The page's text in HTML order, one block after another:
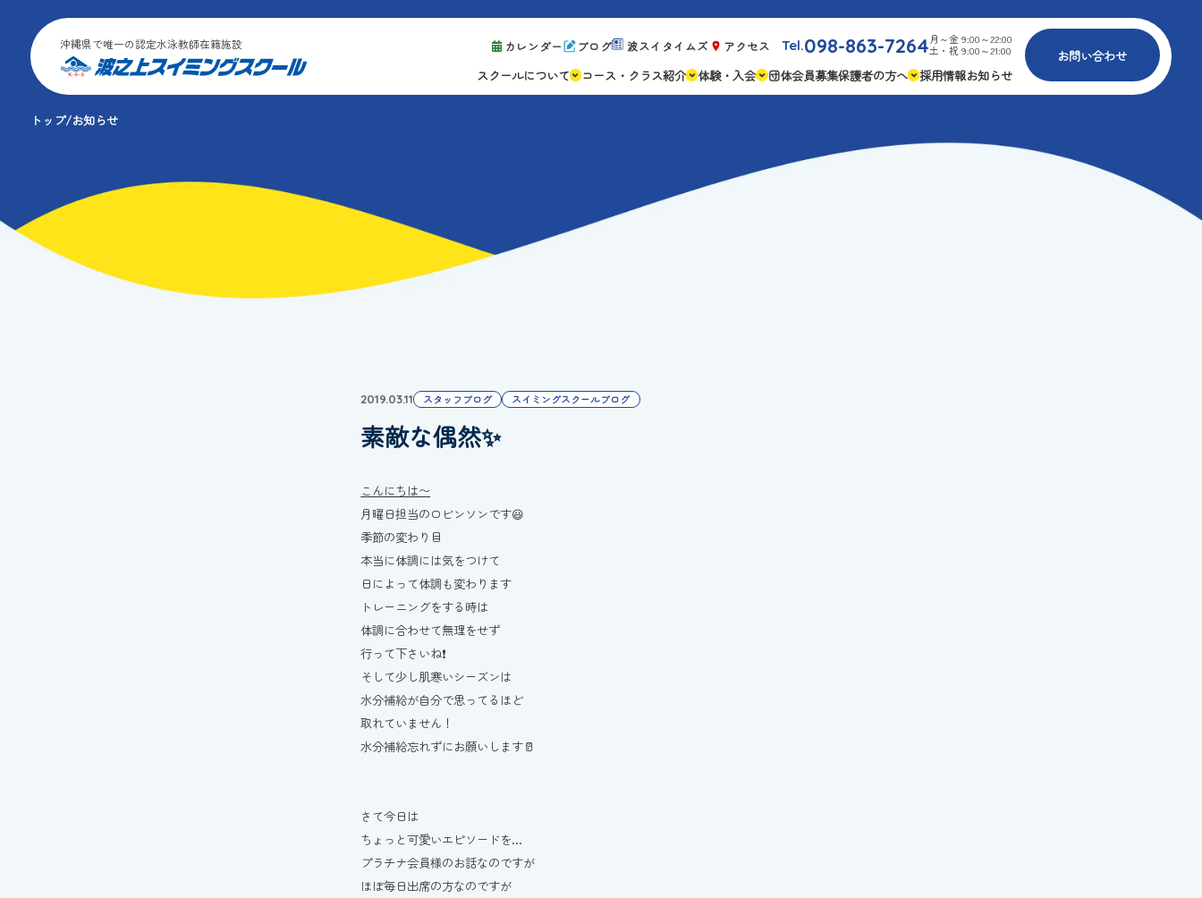
沖縄県で唯一の認定水泳教師在籍施設 カレンダー ブログ 波スイタイムズ アクセス Tel.098-863-7264月～金 9:00～22:00
土・祝 9:00～21:00
お問い合わせ
スクールについて
コース・クラス紹介 体験・入会
キャンペーン情報
よくある質問
団体会員募集保護者の方へ
ゴールデンエイジ
採用情報お知らせ
トップ お知らせ
2019.03.11 スタッフブログ スイミングスクールブログ
素敵な偶然✨
こんにちは〜
月曜日担当のロビンソンです😃
季節の変わり目
本当に体調には気をつけて
日によって体調も変わります
トレーニングをする時は
体調に合わせて無理をせず
行って下さいね❗️
そして少し肌寒いシーズンは
水分補給が自分で思ってるほど
取れていません！
水分補給忘れずにお願いします🥛
さて今日は
ちょっと可愛いエピソードを…
プラチナ会員様のお話なのですが
ほぼ毎日出席の方なのですが